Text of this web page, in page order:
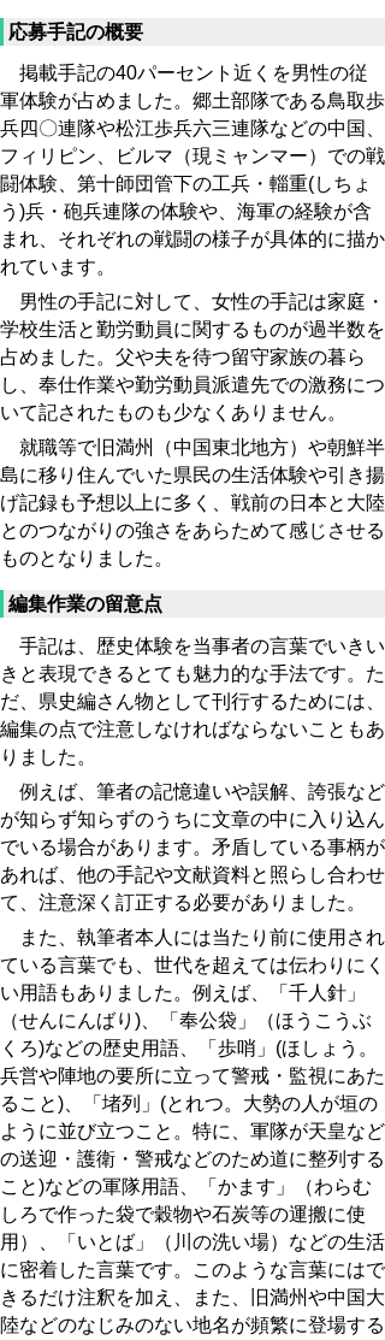
応募手記の概要
掲載手記の40パーセント近くを男性の従
軍体験が占めました。郷土部隊である鳥取歩
兵四〇連隊や松江歩兵六三連隊などの中国、
フィリピン、ビルマ（現ミャンマー）での戦
闘体験、第十師団管下の工兵・輜重(しちょ
う)兵・砲兵連隊の体験や、海軍の経験が含
まれ、それぞれの戦闘の様子が具体的に描か
れています。
男性の手記に対して、女性の手記は家庭・
学校生活と勤労動員に関するものが過半数を
占めました。父や夫を待つ留守家族の暮ら
し、奉仕作業や勤労動員派遣先での激務につ
いて記されたものも少なくありません。
就職等で旧満州（中国東北地方）や朝鮮半
島に移り住んでいた県民の生活体験や引き揚
げ記録も予想以上に多く、戦前の日本と大陸
とのつながりの強さをあらためて感じさせる
ものとなりました。
編集作業の留意点
手記は、歴史体験を当事者の言葉でいきい
きと表現できるとても魅力的な手法です。た
だ、県史編さん物として刊行するためには、
編集の点で注意しなければならないこともあ
りました。
例えば、筆者の記憶違いや誤解、誇張など
が知らず知らずのうちに文章の中に入り込ん
でいる場合があります。矛盾している事柄が
あれば、他の手記や文献資料と照らし合わせ
て、注意深く訂正する必要がありました。
また、執筆者本人には当たり前に使用され
ている言葉でも、世代を超えては伝わりにく
い用語もありました。例えば、「千人針」
（せんにんばり)、「奉公袋」（ほうこうぶ
くろ)などの歴史用語、「歩哨」(ほしょう。
兵営や陣地の要所に立って警戒・監視にあた
ること)、「堵列」(とれつ。大勢の人が垣の
ように並び立つこと。特に、軍隊が天皇など
の送迎・護衛・警戒などのため道に整列する
こと)などの軍隊用語、「かます」（わらむ
しろで作った袋で穀物や石炭等の運搬に使
用）、「いとば」（川の洗い場）などの生活
に密着した言葉です。このような言葉にはで
きるだけ注釈を加え、また、旧満州や中国大
陸などのなじみのない地名が頻繁に登場する